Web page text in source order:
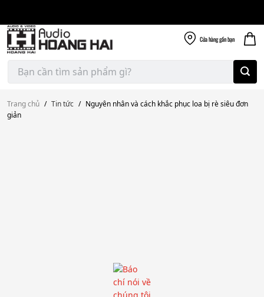
content
Cửa hànggần bạn
Tìm
kiếm:
Trang chủ / Tin tức / Nguyên nhân và cách khắc phục loa bị rè siêu đơn
giản